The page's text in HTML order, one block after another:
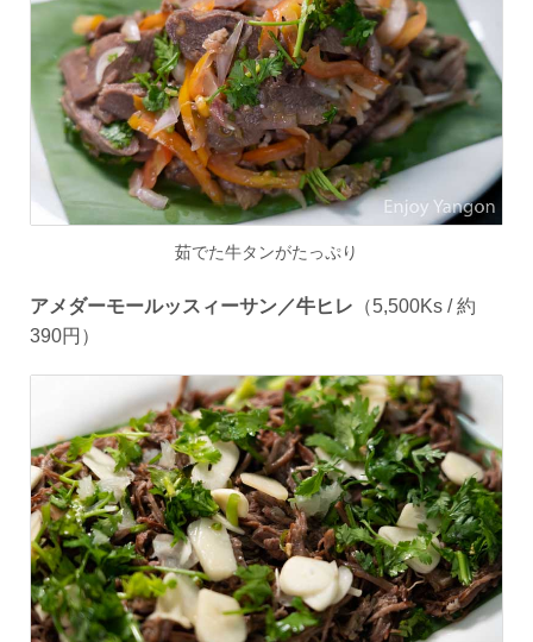
茹でた牛タンがたっぷり
アメダーモールッスィーサン／牛ヒレ （5,500Ks /約
390円）